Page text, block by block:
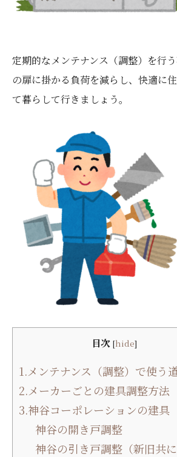
定期的なメンテナンス（調整）を行
の扉に掛かる負荷を減らし、快適に
て暮らして行きましょう。
目次 [hide]
1.メンテナンス（調整）で使う
2.メーカーごとの建具調整方法
3.神谷コーポレーションの建具
神谷の開き戸調整
神谷の引き戸調整（新旧共に